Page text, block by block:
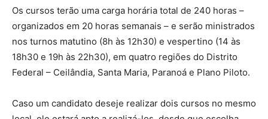
Os cursos terão uma carga horária total de 240 horas –
organizados em 20 horas semanais – e serão ministrados
nos turnos matutino (8h às 12h30) e vespertino (14 às
18h30 e 19h às 22h30), em quatro regiões do Distrito
Federal – Ceilândia, Santa Maria, Paranoá e Plano Piloto.
Caso um candidato deseje realizar dois cursos no mesmo